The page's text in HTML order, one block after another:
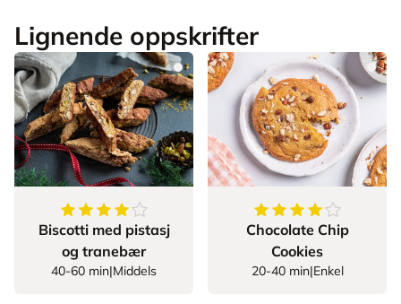
Lignende oppskrifter
4.285714285714286
stjerner
Biscotti med pistasj
og tranebær
40-60 min|Middels
4.393501805054152
Chocolate Chip
Cookies
20-40 min|Enkel